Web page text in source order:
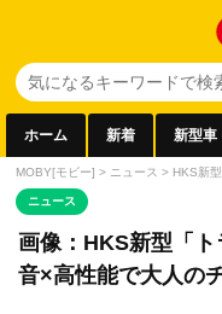
ホーム 新着 新型車
MOBY[モビー] > ニュース > HKS新
ニュース
画像：HKS新型「
音×高性能で大人の